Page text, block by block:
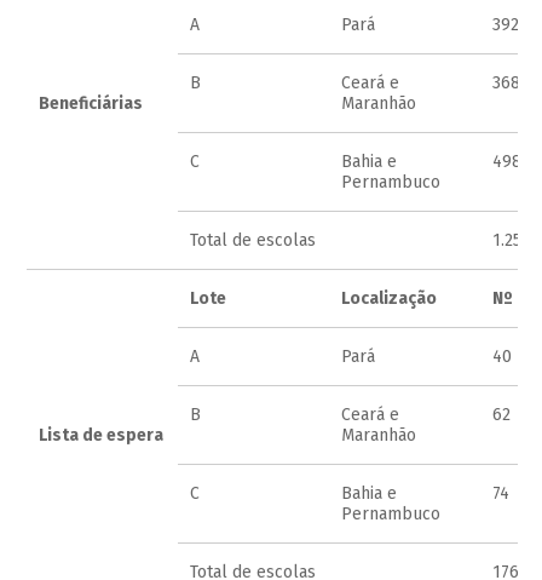
Beneficiárias
A Pará 392
B
Ceará e
Maranhão
368
C
Bahia e
Pernambuco
498
Total de escolas 1.258
Lista de espera
Lote Localização Nº
A Pará 40
B
Ceará e
Maranhão
62
C
Bahia e
Pernambuco
74
Total de escolas 176